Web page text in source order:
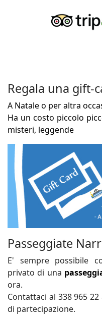
Regala una gift-
A Natale o per altra
Ha un costo piccolo
misteri, leggende
Passeggiate
E' sempre possibile
privato di una
ora.
Contattaci al 338 965
di partecipazione.